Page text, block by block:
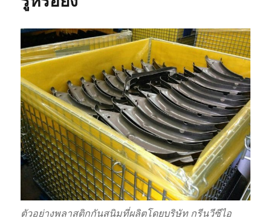
ตัวอย่างพลาสติกกันสนิมที่ผลิตโดยบริษัท กรีนวีซีไอ